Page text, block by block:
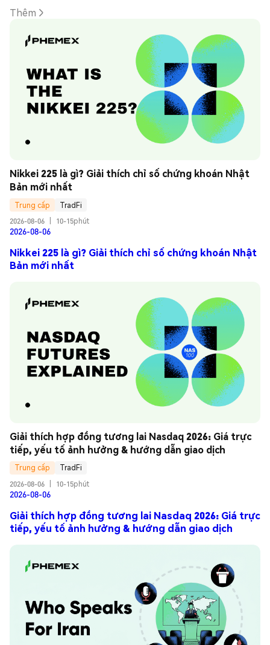
Thêm
Nikkei 225 là gì? Giải thích chỉ số chứng khoán Nhật
Bản mới nhất
Trung cấp
TradFi
2026-08-06
10-15phút
2026-08-06
Nikkei 225 là gì? Giải thích chỉ số chứng khoán Nhật
Bản mới nhất
Giải thích hợp đồng tương lai Nasdaq 2026: Giá trực
tiếp, yếu tố ảnh hưởng & hướng dẫn giao dịch
Trung cấp
TradFi
2026-08-06
10-15phút
2026-08-06
Giải thích hợp đồng tương lai Nasdaq 2026: Giá trực
tiếp, yếu tố ảnh hưởng & hướng dẫn giao dịch